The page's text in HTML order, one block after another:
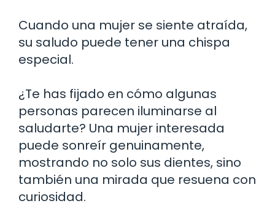
Cuando una mujer se siente atraída,
su saludo puede tener una chispa
especial.
¿Te has fijado en cómo algunas
personas parecen iluminarse al
saludarte? Una mujer interesada
puede sonreír genuinamente,
mostrando no solo sus dientes, sino
también una mirada que resuena con
curiosidad.